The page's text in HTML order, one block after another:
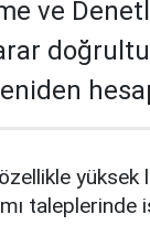
ve
taleplerinde